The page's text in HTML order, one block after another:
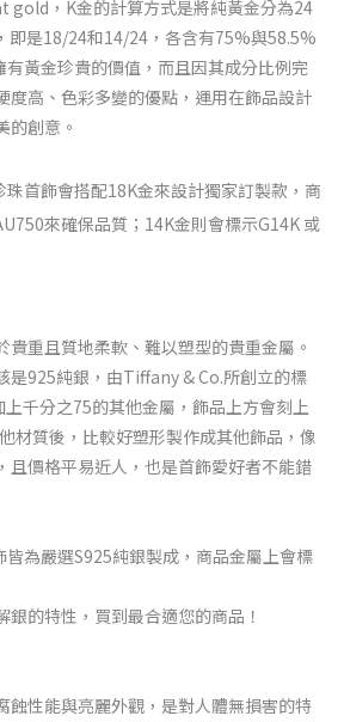
gold，K金的計算方式是將純黃金分為24
即是18/24和14/24 ，各含有75%與58.5%
黃金珍貴的價值，而且因其成分比例完
度高、色彩多變的優點，運用在飾品設計
的創意。
首飾會搭配18K金來設計獨家訂製款，商
來確保品質；14K金則會標示G14K 或
貴重且質地柔軟、難以塑型的貴重金屬。
是925純銀，由Tiffany & Co.所創立的標
千分之75的其他金屬，飾品上方會刻上
材質後，比較好塑形製作成其他飾品，像
且價格平易近人，也是首飾愛好者不能錯
為嚴選S925純銀製成，商品金屬上會標
銀的特性，買到最合適您的商品！
蝕性能與亮麗外觀，是對人體無損害的特